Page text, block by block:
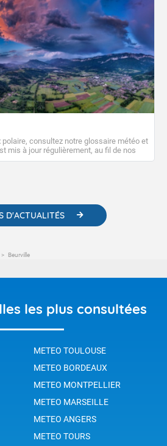
polaire, consultez notre glossaire météo et
mis à jour régulièrement, au fil de nos
également des liens utiles vers nos
D'ACTUALITÉS
Beurville
les plus consultées
METEO TOULOUSE
METEO BORDEAUX
METEO MONTPELLIER
METEO MARSEILLE
METEO ANGERS
METEO TOURS